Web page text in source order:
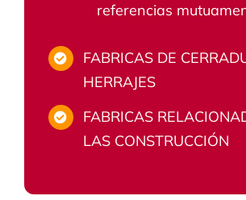
referencias
FABRICAS DE
HERRAJES
FABRICAS
LAS CONSTRUCCIÓN